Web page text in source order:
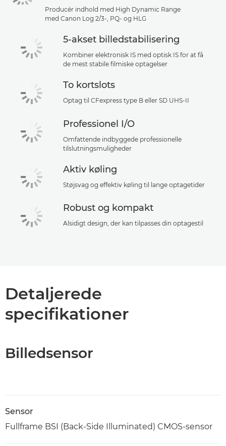
Producér indhold med High Dynamic Range
med Canon Log 2/3-, PQ- og HLG
5-akset billedstabilisering
Kombiner elektronisk IS med optisk IS for at få
de mest stabile filmiske optagelser
To kortslots
Optag til CFexpress type B eller SD UHS-II
Professionel I/O
Omfattende indbyggede professionelle
tilslutningsmuligheder
Aktiv køling
Støjsvag og effektiv køling til lange optagetider
Robust og kompakt
Alsidigt design, der kan tilpasses din optagestil
Detaljerede
specifikationer
Billedsensor
Sensor
Fullframe BSI (Back-Side Illuminated) CMOS-sensor